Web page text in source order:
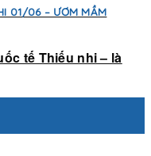
01/06 – ƯƠM MẦM
tế Thiếu nhi – là